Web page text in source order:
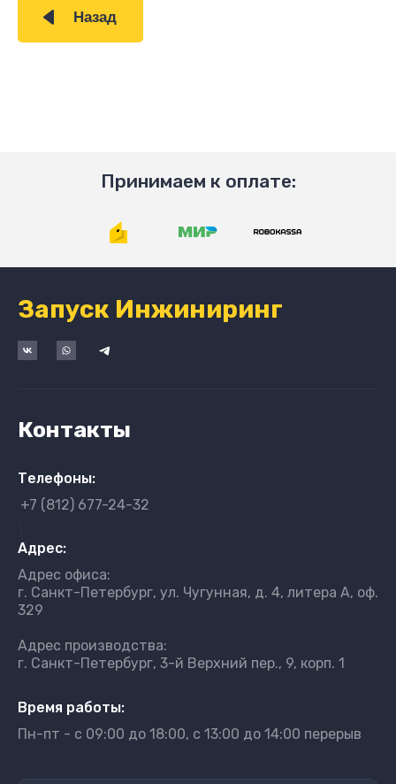
Назад
Принимаем к оплате:
Запуск Инжиниринг
Контакты
Телефоны:
+7 (812) 677-24-32
Адрес:
Адрес офиса:
г. Санкт-Петербург, ул. Чугунная, д. 4, литера А, оф.
329
Адрес производства:
г. Санкт-Петербург, 3-й Верхний пер., 9, корп. 1
Время работы:
Пн-пт - с 09:00 до 18:00, с 13:00 до 14:00 перерыв